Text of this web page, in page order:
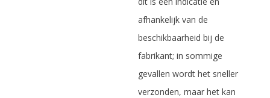
afhankelijk van de
beschikbaarheid bij de
fabrikant; in sommige
gevallen wordt het sneller
verzonden, maar het kan